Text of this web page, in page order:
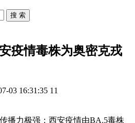
搜 索
疫情毒株为奥密克戎
03 16:31:35 11
播力极强：西安疫情由BA.5毒株